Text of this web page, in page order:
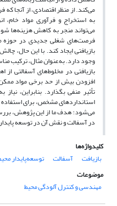
می‌کند. از منظر اقتصادی، از آنجا که
به استخراج و فرآوری مواد خام،
می‌تواند منجر به کاهش هزینه‌ها
فرصت‌های شغلی جدیدی در حوزه
بازیافتی ایجاد کند. با این حال،
وجود دارد. به‌عنوان مثال، ترکیب
بازیافتی در مخلوط‌های آسفالتی از
افزودن بیش از حد برخی مواد
تأثیر منفی بگذارد. بنابراین،
استانداردهای مشخص، برای
می‌شود؛ هدف ما از این پژوهش،
در آسفالت و نقش آن در توسعه
کلیدواژه‌ها
بازیافت
آسفالت توسعه‌پایدار
موضوعات
مهندسی و کنترل آلودگی محیط